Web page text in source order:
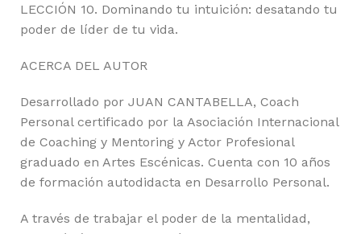
LECCIÓN 10. Dominando tu intuición: desatando tu
poder de líder de tu vida.
ACERCA DEL AUTOR
Desarrollado por JUAN CANTABELLA, Coach
Personal certificado por la Asociación Internacional
de Coaching y Mentoring y Actor Profesional
graduado en Artes Escénicas. Cuenta con 10 años
de formación autodidacta en Desarrollo Personal.
A través de trabajar el poder de la mentalidad,